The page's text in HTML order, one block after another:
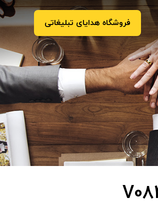
فروشگاه هدایای تبلیغاتی